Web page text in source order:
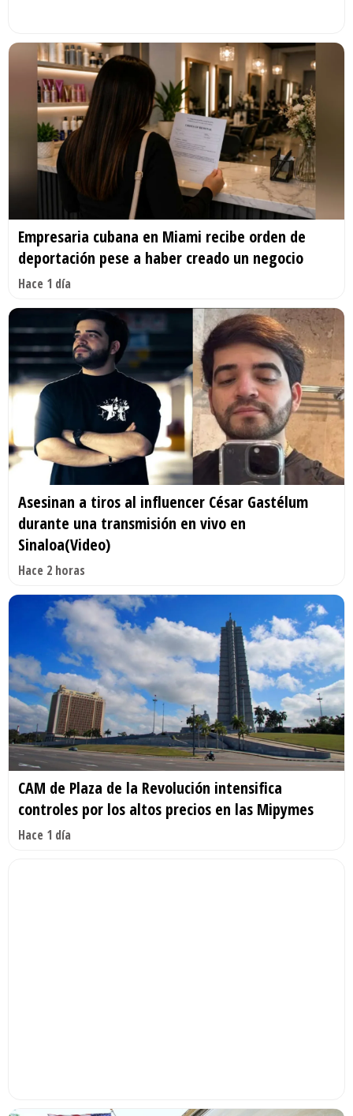
Empresaria cubana en Miami recibe orden de
deportación pese a haber creado un negocio
Hace 1 día
Asesinan a tiros al influencer César Gastélum
durante una transmisión en vivo en
Sinaloa(Video)
Hace 2 horas
CAM de Plaza de la Revolución intensifica
controles por los altos precios en las Mipymes
Hace 1 día